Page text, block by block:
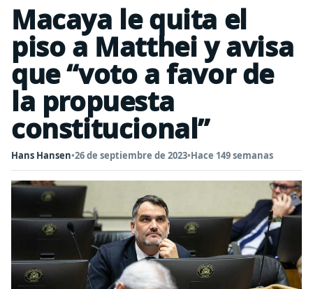
Macaya le quita el
piso a Matthei y avisa
que “voto a favor de
la propuesta
constitucional”
Hans Hansen•26 de septiembre de 2023•Hace 149 semanas